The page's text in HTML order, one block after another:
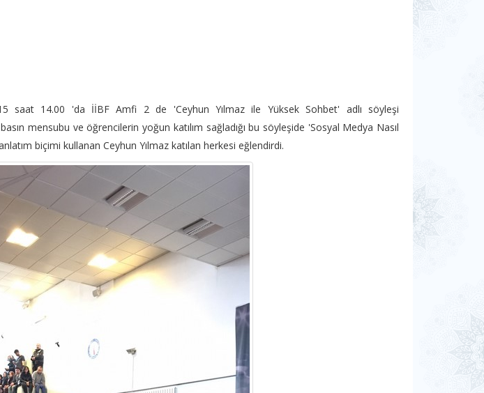
saat 14.00 'da İİBF Amfi 2 de 'Ceyhun Yılmaz ile Yüksek Sohbet' adlı söyleşi
mensubu ve öğrencilerin yoğun katılım sağladığı bu söyleşide 'Sosyal Medya Nasıl
biçimi kullanan Ceyhun Yılmaz katılan herkesi eğlendirdi.